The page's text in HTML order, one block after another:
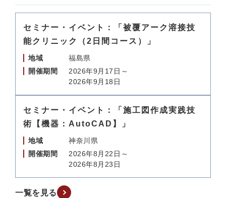
セミナー・イベント：「被覆アーク溶接技
能クリニック（2日間コース）」
地域
福島県
開催期間
2026年9月17日～
2026年9月18日
セミナー・イベント：「施工図作成実践技
術【機器：AutoCAD】」
地域
神奈川県
開催期間
2026年8月22日～
2026年8月23日
一覧を見る